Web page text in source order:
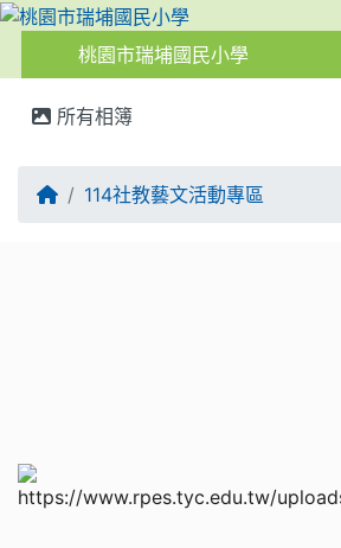
桃園市瑞埔國民小學
所有相簿
114社教藝文活動專區